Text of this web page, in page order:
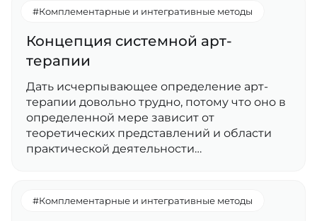
#Комплементарные и интегративные методы
Концепция системной арт-
терапии
Дать исчерпывающее определение арт-
терапии довольно трудно, потому что оно в
определенной мере зависит от
теоретических представлений и области
практической деятельности…
#Комплементарные и интегративные методы